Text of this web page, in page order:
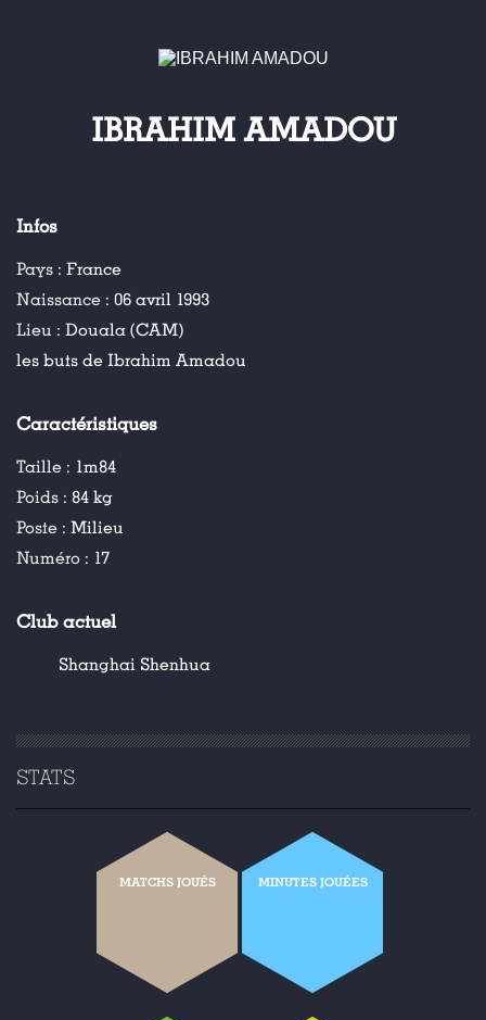
IBRAHIM AMADOU
Infos
Pays : France
Naissance : 06 avril 1993
Lieu : Douala (CAM)
les buts de Ibrahim Amadou
Caractéristiques
Taille : 1m84
Poids : 84 kg
Poste : Milieu
Numéro : 17
Club actuel
Shanghai Shenhua
STATS
MATCHS JOUÉS MINUTES JOUÉES